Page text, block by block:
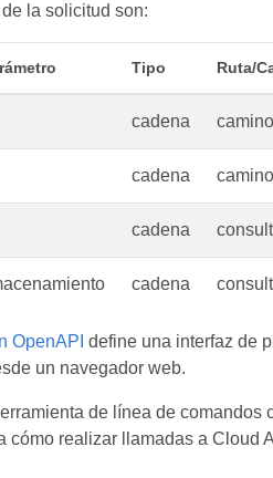
la solicitud son:
Tipo Ruta/
cadena camino
cadena camino
cadena
cadena
OpenAPI define una interfaz de
un navegador web.
de línea de
cómo realizar llamadas a Cloud